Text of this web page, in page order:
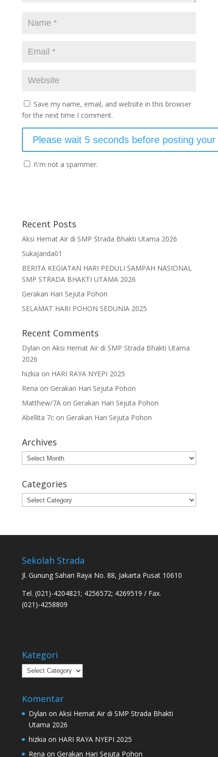
Save my name, email, and website in this browser
for the next time I comment.
I\'m not a spammer.
Recent Posts
Aksi Hemat Air di SMP Strada Bhakti Utama 2026
SukaJanda01
BERITA KEGIATAN HARI PEDULI SAMPAH NASIONAL
SMP STRADA BHAKTI UTAMA 2026
Gerakan Hari Sejuta Pohon
SELAMAT HARI POHON SEDUNIA 2025
Recent Comments
Dylan on Aksi Hemat Air di SMP Strada Bhakti Utama
2026
hizkia on HARI RAYA NYEPI 2025
Rena on Gerakan Hari Sejuta Pohon
Matthew/7Aon Gerakan Hari Sejuta Pohon
Abellita 7con Gerakan Hari Sejuta Pohon
Archives
Archives
Categories
Categories
Sekolah Strada
Jl. Gunung Sahari Raya No. 88, Jakarta Pusat 10610
Tel. (021)-4204821; 4256572; 4269519 / Fax.
(021)-4258809
Kategori
Kategori
Komentar
Dylan on Aksi Hemat Air di SMP Strada Bhakti
Utama 2026
hizkia on HARI RAYA NYEPI 2025
Rena on Gerakan Hari Sejuta Pohon